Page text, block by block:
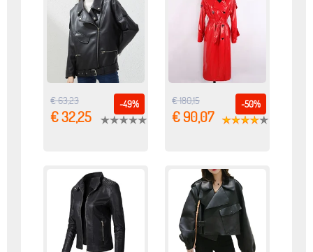
-49%
€ 63,23
€ 32,25
-50%
€ 180,15
€ 90,07